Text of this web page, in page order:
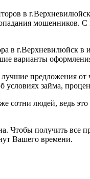
в
в г.Верхневилюйск в
варианты
предложения
займа,
сотни людей, ведь
Чтобы получить
Вашего времени.